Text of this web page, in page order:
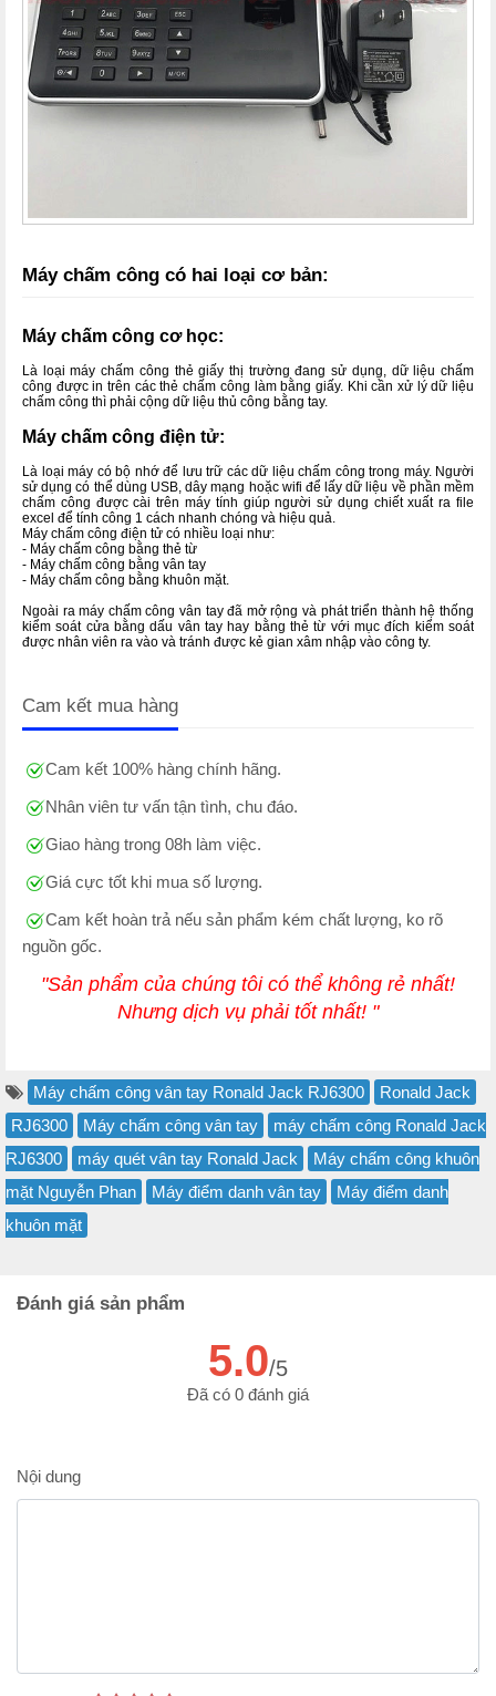
Máy chấm công có hai loại cơ bản:
Máy chấm công cơ học:
Là loại máy chấm công thẻ giấy thị trường đang sử dụng, dữ liệu chấm
công được in trên các thẻ chấm công làm bằng giấy. Khi cần xử lý dữ liệu
chấm công thì phải cộng dữ liệu thủ công bằng tay.
Máy chấm công điện tử:
Là loại máy có bộ nhớ để lưu trữ các dữ liệu chấm công trong máy. Người
sử dụng có thể dùng USB, dây mạng hoặc wifi để lấy dữ liệu về phần mềm
chấm công được cài trên máy tính giúp người sử dụng chiết xuất ra file
excel để tính công 1 cách nhanh chóng và hiệu quả.
Máy chấm công điện tử có nhiều loại như:
- Máy chấm công bằng thẻ từ
- Máy chấm công bằng vân tay
- Máy chấm công bằng khuôn mặt.
Ngoài ra máy chấm công vân tay đã mở rộng và phát triển thành hệ thống
kiểm soát cửa bằng dấu vân tay hay bằng thẻ từ với mục đích kiểm soát
được nhân viên ra vào và tránh được kẻ gian xâm nhập vào công ty.
Cam kết mua hàng
Cam kết 100% hàng chính hãng.
Nhân viên tư vấn tận tình, chu đáo.
Giao hàng trong 08h làm việc.
Giá cực tốt khi mua số lượng.
Cam kết hoàn trả nếu sản phẩm kém chất lượng, ko rõ
nguồn gốc.
"Sản phẩm của chúng tôi có thể không rẻ nhất!
Nhưng dịch vụ phải tốt nhất! "
Máy chấm công vân tay Ronald Jack RJ6300
Ronald Jack
RJ6300
Máy chấm công vân tay
máy chấm công Ronald Jack
RJ6300
máy quét vân tay Ronald Jack
Máy chấm công khuôn
mặt Nguyễn Phan
Máy điểm danh vân tay
Máy điểm danh
khuôn mặt
Đánh giá sản phẩm
5.0/5
Đã có 0 đánh giá
Nội dung